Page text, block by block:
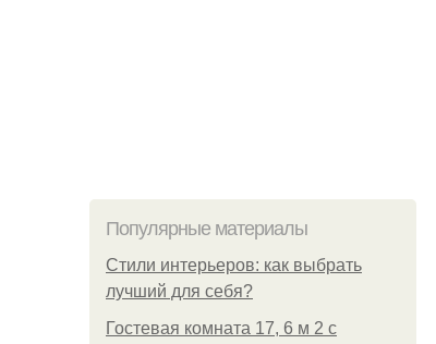
Популярные материалы
Стили интерьеров: как выбрать
лучший для себя?
Гостевая комната 17, 6 м 2 с